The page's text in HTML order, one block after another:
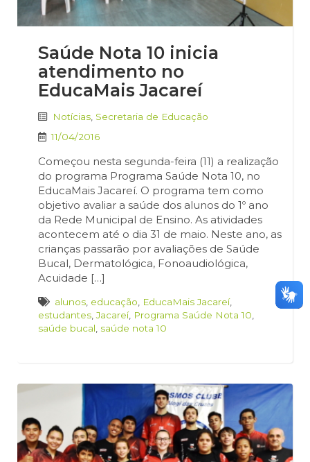
Saúde Nota 10 inicia
atendimento no
EducaMais Jacareí
Notícias Secretaria de Educação
11/04/2016
Começou nesta segunda-feira (11) a realização
do programa Programa Saúde Nota 10, no
EducaMais Jacareí. O programa tem como
objetivo avaliar a saúde dos alunos do 1º ano
da Rede Municipal de Ensino. As atividades
acontecem até o dia 31 de maio. Neste ano, as
crianças passarão por avaliações de Saúde
Bucal, Dermatológica, Fonoaudiológica,
Acuidade […]
alunos educação EducaMais Jacareí,
estudantes ,Jacareí, Programa Saúde Nota 10
saúde bucal saúde nota 10